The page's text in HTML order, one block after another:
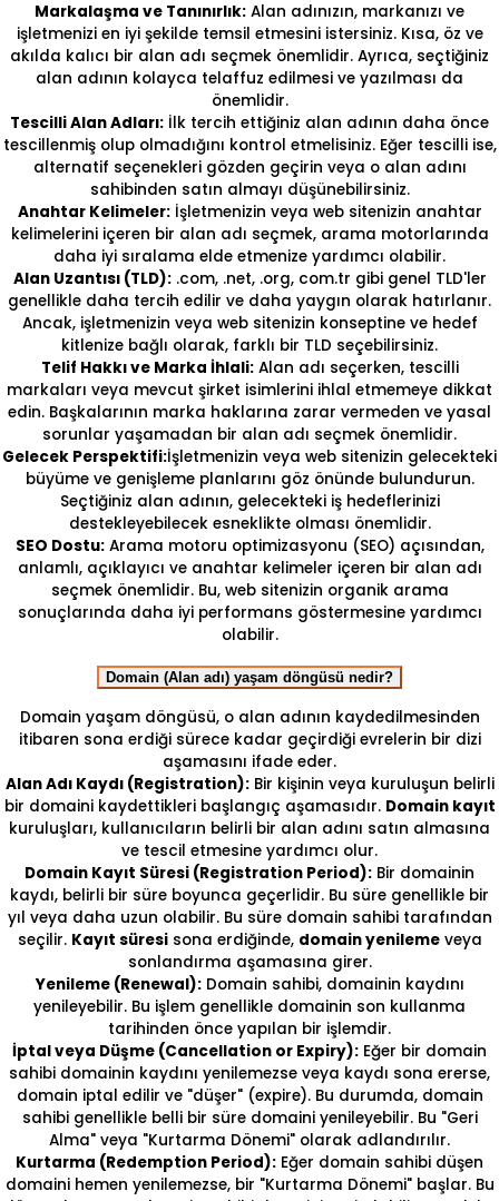
Markalaşma ve Tanınırlık: Alan adınızın, markanızı ve
işletmenizi en iyi şekilde temsil etmesini istersiniz. Kısa, öz ve
akılda kalıcı bir alan adı seçmek önemlidir. Ayrıca, seçtiğiniz
alan adının kolayca telaffuz edilmesi ve yazılması da
önemlidir.
Tescilli Alan Adları: İlk tercih ettiğiniz alan adının daha önce
tescillenmiş olup olmadığını kontrol etmelisiniz. Eğer tescilli ise,
alternatif seçenekleri gözden geçirin veya o alan adını
sahibinden satın almayı düşünebilirsiniz.
Anahtar Kelimeler:İşletmenizin veya web sitenizin anahtar
kelimelerini içeren bir alan adı seçmek, arama motorlarında
daha iyi sıralama elde etmenize yardımcı olabilir.
Alan Uzantısı (TLD):.com, .net, .org, com.tr gibi genel TLD'ler
genellikle daha tercih edilir ve daha yaygın olarak hatırlanır.
Ancak, işletmenizin veya web sitenizin konseptine ve hedef
kitlenize bağlı olarak, farklı bir TLD seçebilirsiniz.
Telif Hakkı ve Marka İhlali:Alan adı seçerken, tescilli
markaları veya mevcut şirket isimlerini ihlal etmemeye dikkat
edin. Başkalarının marka haklarına zarar vermeden ve yasal
sorunlar yaşamadan bir alan adı seçmek önemlidir.
Gelecek Perspektifi:İşletmenizin veya web sitenizin gelecekteki
büyüme ve genişleme planlarını göz önünde bulundurun.
Seçtiğiniz alan adının, gelecekteki iş hedeflerinizi
destekleyebilecek esneklikte olması önemlidir.
SEO Dostu:Arama motoru optimizasyonu (SEO) açısından,
anlamlı, açıklayıcı ve anahtar kelimeler içeren bir alan adı
seçmek önemlidir. Bu, web sitenizin organik arama
sonuçlarında daha iyi performans göstermesine yardımcı
olabilir.
Domain (Alan adı) yaşam döngüsü nedir?
Domain yaşam döngüsü, o alan adının kaydedilmesinden
itibaren sona erdiği sürece kadar geçirdiği evrelerin bir dizi
aşamasını ifade eder.
Alan Adı Kaydı (Registration):Bir kişinin veya kuruluşun belirli
bir domaini kaydettikleri başlangıç aşamasıdır. Domain kayıt
kuruluşları, kullanıcıların belirli bir alan adını satın almasına
ve tescil etmesine yardımcı olur.
Domain Kayıt Süresi (Registration Period): Bir domainin
kaydı, belirli bir süre boyunca geçerlidir. Bu süre genellikle bir
yıl veya daha uzun olabilir. Bu süre domain sahibi tarafından
seçilir. Kayıt süresisona erdiğinde, domain yenilemeveya
sonlandırma aşamasına girer.
Yenileme (Renewal):Domain sahibi, domainin kaydını
yenileyebilir. Bu işlem genellikle domainin son kullanma
tarihinden önce yapılan bir işlemdir.
İptal veya Düşme (Cancellation or Expiry): Eğer bir domain
sahibi domainin kaydını yenilemezse veya kaydı sona ererse,
domain iptal edilir ve "düşer" (expire). Bu durumda, domain
sahibi genellikle belli bir süre domaini yenileyebilir. Bu "Geri
Alma" veya "Kurtarma Dönemi" olarak adlandırılır.
Kurtarma (Redemption Period): Eğer domain sahibi düşen
domaini hemen yenilemezse, bir "Kurtarma Dönemi" başlar. Bu